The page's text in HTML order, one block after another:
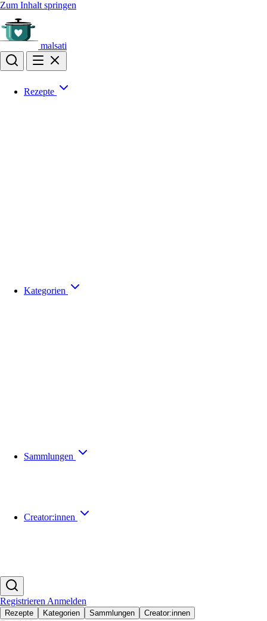
Zum Inhalt springen
malsati
Rezepte
Kategorien
Sammlungen
Creator:innen
Registrieren Anmelden
Rezepte Kategorien Sammlungen Creator:innen